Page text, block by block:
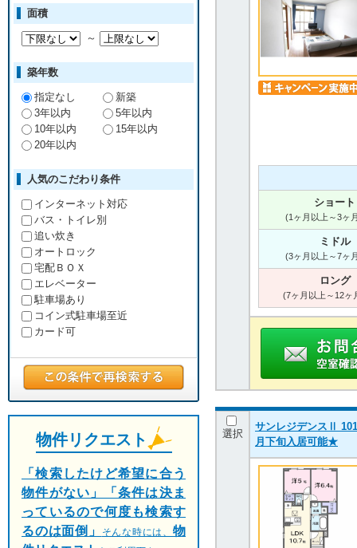
ショート
(1ヶ月以上～3ヶ
ミドル
(3ヶ月以上～7ヶ
ロング
(7ヶ月以上～12ヶ
選択
サンレジデンスⅡ
月下旬入居可能★
面積
～
築年数
指定なし
新築
3年以内
5年以内
10年以内
15年以内
20年以内
人気のこだわり条件
インターネット対応
バス・トイレ別
追い炊き
オートロック
宅配ＢＯＸ
エレベーター
駐車場あり
コイン式駐車場至近
カード可
物件リクエスト
「検索したけど希望に合う
物件がない」「条件は決ま
っているので何度も検索す
るのは面倒」
そんな時には、物